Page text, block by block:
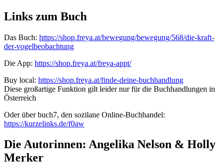
Links zum Buch
Das Buch: https://shop.freya.at/bewegung/bewegung/568/die-kraft-
der-vogelbeobachtung
Die App: https://shop.freya.at/freya-appt/
Buy local: https://shop.freya.at/finde-deine-buchhandlung
Diese großartige Funktion gilt leider nur für die Buchhandlungen in
Österreich
Oder über buch7, den sozilane Online-Buchhandel:
https://kurzelinks.de/f0aw
Die Autorinnen: Angelika Nelson & Holly
Merker